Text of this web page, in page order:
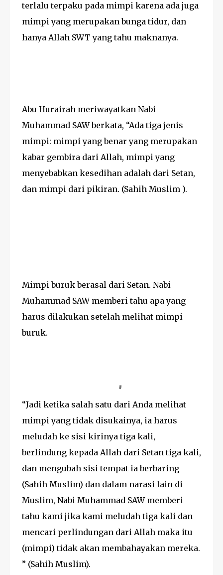
terlalu terpaku pada mimpi karena ada juga
mimpi yang merupakan bunga tidur, dan
hanya Allah SWT yang tahu maknanya.
Abu Hurairah meriwayatkan Nabi
Muhammad SAW berkata, “Ada tiga jenis
mimpi: mimpi yang benar yang merupakan
kabar gembira dari Allah, mimpi yang
menyebabkan kesedihan adalah dari Setan,
dan mimpi dari pikiran. (Sahih Muslim ).
Mimpi buruk berasal dari Setan. Nabi
Muhammad SAW memberi tahu apa yang
harus dilakukan setelah melihat mimpi
buruk.
“Jadi ketika salah satu dari Anda melihat
mimpi yang tidak disukainya, ia harus
meludah ke sisi kirinya tiga kali,
berlindung kepada Allah dari Setan tiga kali,
dan mengubah sisi tempat ia berbaring
(Sahih Muslim) dan dalam narasi lain di
Muslim, Nabi Muhammad SAW memberi
tahu kami jika kami meludah tiga kali dan
mencari perlindungan dari Allah maka itu
(mimpi) tidak akan membahayakan mereka.
” (Sahih Muslim).